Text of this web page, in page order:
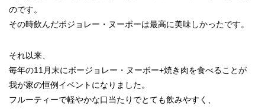
のです。
その時飲んだボジョレー・ヌーボーは最高に美味しかったです。
それ以来、
毎年の11月末にボージョレー・ヌーボー+焼き肉を食べることが
我が家の恒例イベントになりました。
フルーティーで軽やかな口当たりでとても飲みやすく、